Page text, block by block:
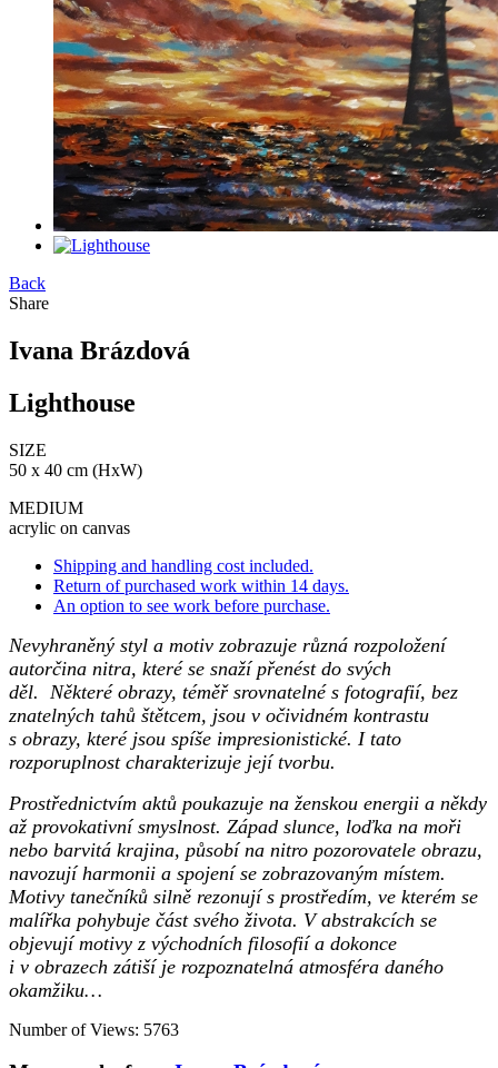
Back
Share
Ivana Brázdová
Lighthouse
SIZE
50 x 40 cm (HxW)
MEDIUM
acrylic on canvas
Shipping and handling cost included.
Return of purchased work within 14 days.
An option to see work before purchase.
Nevyhraněný styl a motiv zobrazuje různá rozpoložení
autorčina nitra, které se snaží přenést do svých
děl. Některé obrazy, téměř srovnatelné s fotografií, bez
znatelných tahů štětcem, jsou v očividném kontrastu
s obrazy, které jsou spíše impresionistické. I tato
rozporuplnost charakterizuje její tvorbu.
Prostřednictvím aktů poukazuje na ženskou energii a někdy
až provokativní smyslnost. Západ slunce, loďka na moři
nebo barvitá krajina, působí na nitro pozorovatele obrazu,
navozují harmonii a spojení se zobrazovaným místem.
Motivy tanečníků silně rezonují s prostředím, ve kterém se
malířka pohybuje část svého života. V abstrakcích se
objevují motivy z východních filosofií a dokonce
i v obrazech zátiší je rozpoznatelná atmosféra daného
okamžiku…
Number of Views: 5763